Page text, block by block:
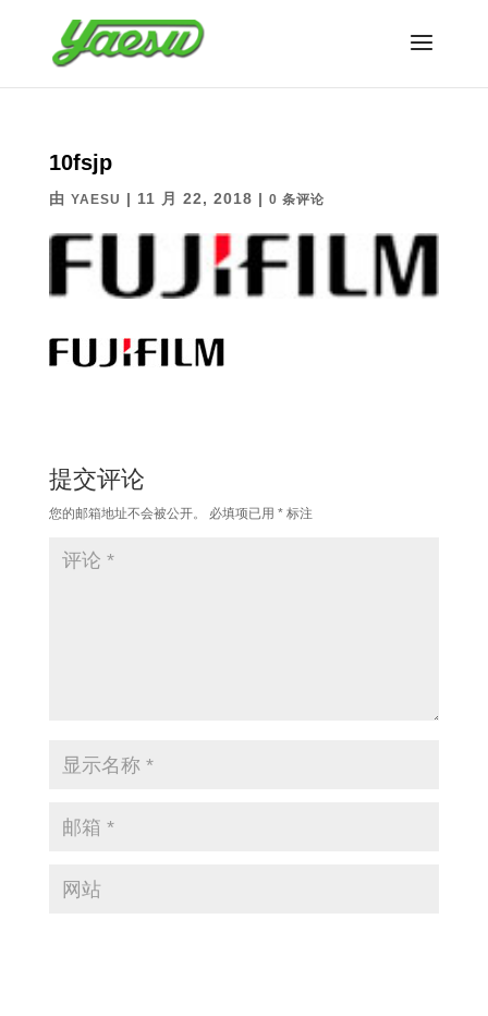
10fsjp
由 YAESU | 11 月 22, 2018 | 0 条评论
提交评论
您的邮箱地址不会被公开。 必填项已用 *标注